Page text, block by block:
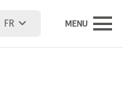
FR MENU